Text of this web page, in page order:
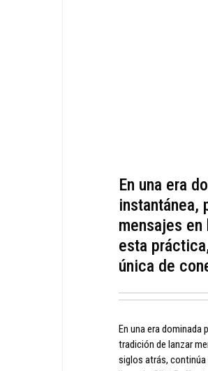
En una era
instantánea,
mensajes
esta
única de
En una era dominada
tradición de lanzar
siglos atrás, continúa